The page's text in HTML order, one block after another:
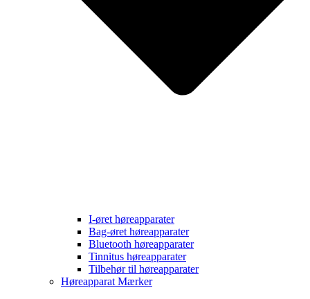
I-øret høreapparater
Bag-øret høreapparater
Bluetooth høreapparater
Tinnitus høreapparater
Tilbehør til høreapparater
Høreapparat Mærker